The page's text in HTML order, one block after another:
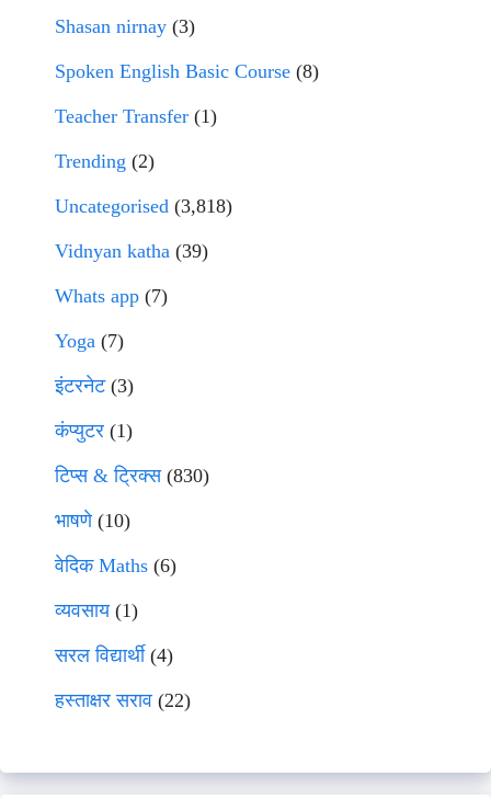
Shasan nirnay (3)
Spoken English Basic Course (8)
Teacher Transfer (1)
Trending (2)
Uncategorised (3,818)
Vidnyan katha (39)
Whats app (7)
Yoga (7)
इंटरनेट(3)
कंप्युटर (1)
टिप्स & ट्रिक्स(830)
भाषणे(10)
वेदिक Maths (6)
व्यवसाय(1)
सरल विद्यार्थी(4)
हस्ताक्षर सराव (22)